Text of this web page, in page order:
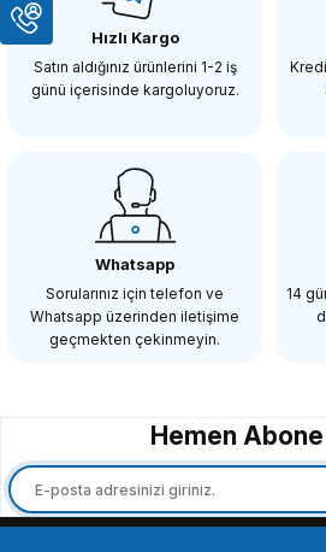
PATONA Premium PT72 RGB BiColor
7.150,04 TL
PATONA Premium COB-200 Bi Color APRC
Hızlı Kargo
Satın aldığınız ürünlerini 1-2 iş
günü içerisinde kargoluyoruz.
Whatsapp
Sorularınız için telefon ve
Whatsapp üzerinden iletişime
geçmekten çekinmeyin.
14
Hemen